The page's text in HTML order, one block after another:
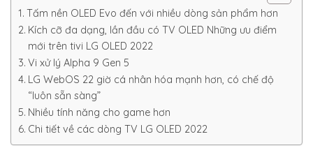
Tấm nền OLED Evo đến với nhiều dòng sản phẩm hơn
Kích cỡ đa dạng, lần đầu có TV OLED Những ưu điểm
mới trên tivi LG OLED 2022
Vi xử lý Alpha 9 Gen 5
LG WebOS 22 giờ cá nhân hóa mạnh hơn, có chế độ
“luôn sẵn sàng”
Nhiều tính năng cho game hơn
Chi tiết về các dòng TV LG OLED 2022